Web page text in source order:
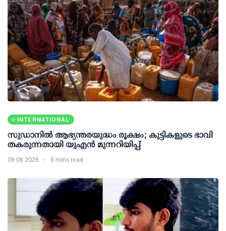
INTERNATIONAL
സുഡാനിൽ ആഭ്യന്തരയുദ്ധം രൂക്ഷം; കുട്ടികളുടെ ഭാവി
തകരുന്നതായി യുഎൻ മുന്നറിയിപ്പ്
09 08 2026 8 mins read